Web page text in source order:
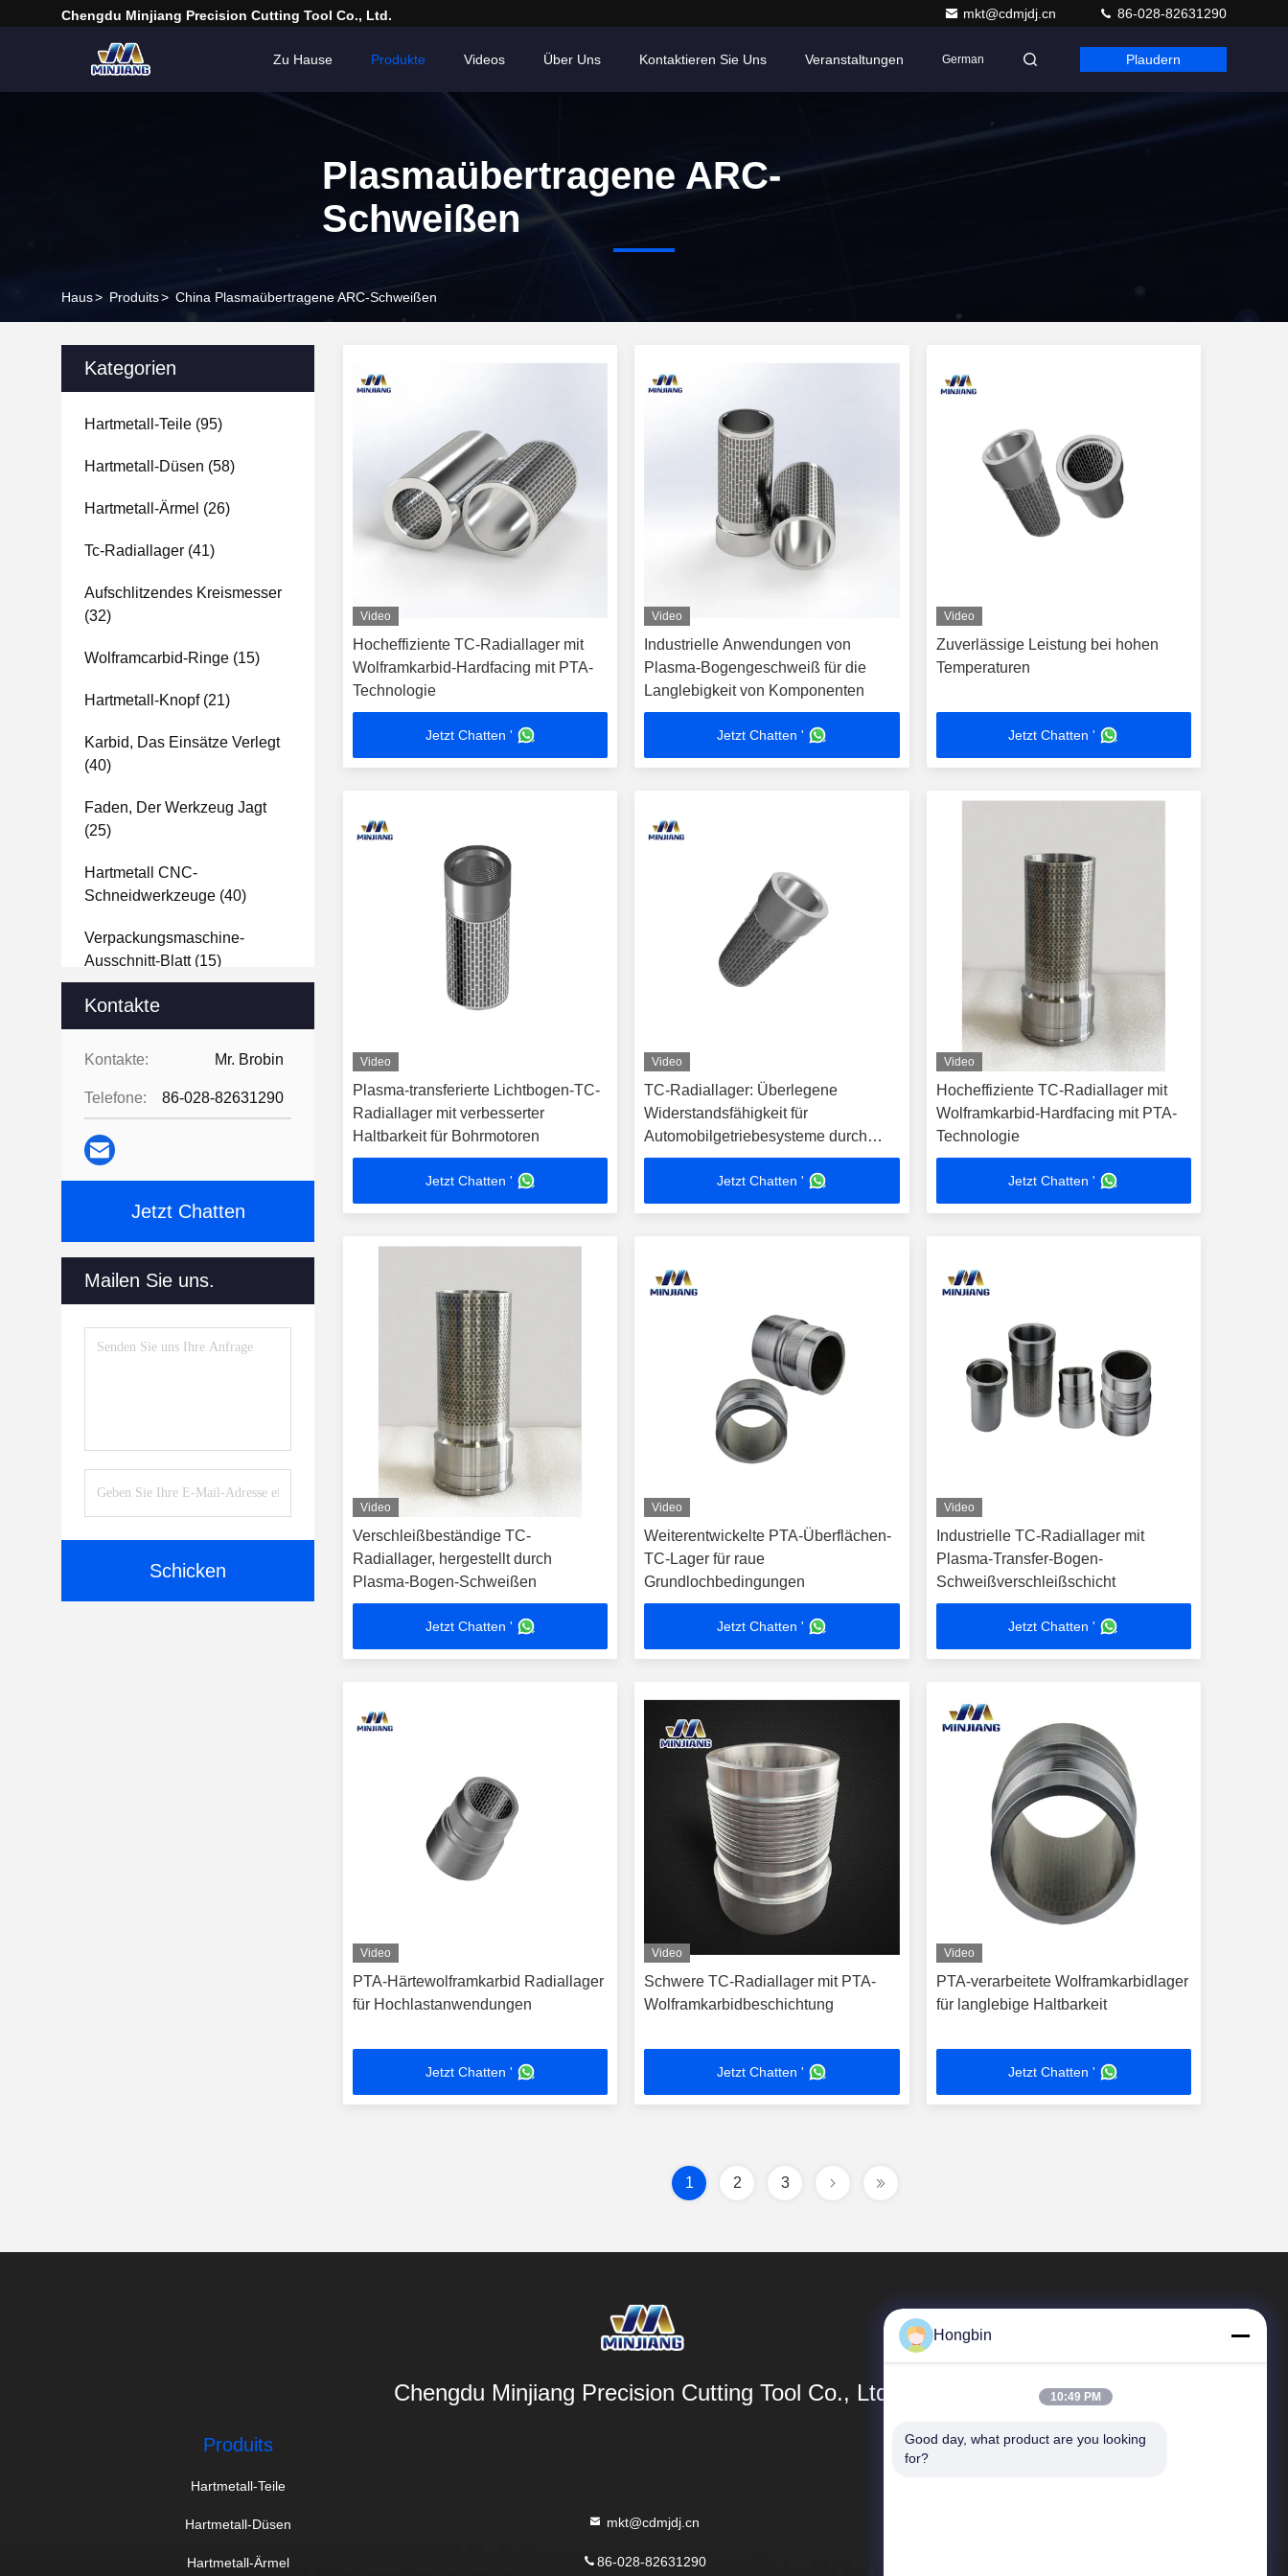
Chengdu Minjiang Precision Cutting Tool Co., Ltd. mkt@cdmjdj.cn 86-028-82631290
Zu Hause Produkte Videos Über Uns Kontaktieren Sie Uns Veranstaltungen German Plaudern
Plasmaübertragene ARC-
Schweißen
Haus> Produits> China Plasmaübertragene ARC-Schweißen
Kategorien
Hartmetall-Teile (95)
Hartmetall-Düsen (58)
Hartmetall-Ärmel (26)
Tc-Radiallager (41)
Aufschlitzendes Kreismesser
(32)
Wolframcarbid-Ringe (15)
Hartmetall-Knopf(21)
Karbid, Das Einsätze Verlegt
(40)
Faden, Der Werkzeug Jagt
(25)
Hartmetall CNC-
Schneidwerkzeuge (40)
Verpackungsmaschine-
Ausschnitt-Blatt(15)
Lithiumbatterie-Schneidblätter
(26)
Mit Einer Breite Von Mehr Als
20 Mm, (12)
Plasmaübertragene ARC-
Schweißen
Kontakte
Kontakte: Mr. Brobin
Telefone: 86-028-82631290
Jetzt Chatten
Mailen Sie uns.
Schicken
Video
Hocheffiziente TC-Radiallager mit
Wolframkarbid-Hardfacing mit PTA-
Technologie
Jetzt Chatten '
Video
Industrielle Anwendungen von
Plasma-Bogengeschweiß für die
Langlebigkeit von Komponenten
Jetzt Chatten '
Video
Zuverlässige Leistung bei hohen
Temperaturen
Jetzt Chatten '
Video
Plasma-transferierte Lichtbogen-TC-
Radiallager mit verbesserter
Haltbarkeit für Bohrmotoren
Jetzt Chatten '
Video
TC-Radiallager: Überlegene
Widerstandsfähigkeit für
Automobilgetriebesysteme durch
Plasma-Bogenübertragung
Jetzt Chatten '
Video
Hocheffiziente TC-Radiallager mit
Wolframkarbid-Hardfacing mit PTA-
Technologie
Jetzt Chatten '
Video
Verschleißbeständige TC-
Radiallager, hergestellt durch
Plasma-Bogen-Schweißen
Jetzt Chatten '
Video
Weiterentwickelte PTA-Überflächen-
TC-Lager für raue
Grundlochbedingungen
Jetzt Chatten '
Video
Industrielle TC-Radiallager mit
Plasma-Transfer-Bogen-
Schweißverschleißschicht
Jetzt Chatten '
Video
PTA-Härtewolframkarbid Radiallager
für Hochlastanwendungen
Jetzt Chatten '
Video
Schwere TC-Radiallager mit PTA-
Wolframkarbidbeschichtung
Jetzt Chatten '
Video
PTA-verarbeitete Wolframkarbidlager
für langlebige Haltbarkeit
Jetzt Chatten '
1 2 3
Chengdu Minjiang Precision Cutting Tool Co., Ltd.
Produits
Hartmetall-Teile
Hartmetall-Düsen
Hartmetall-Ärmel
mkt@cdmjdj.cn
86-028-82631290
Schnelllinks
Hongbin
10:49 PM
Good day, what product are you looking
for?